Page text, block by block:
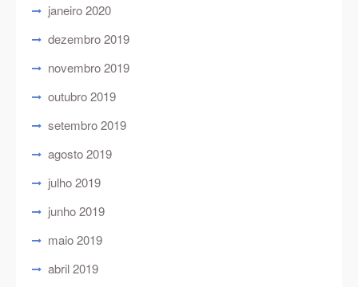
janeiro 2020
dezembro 2019
novembro 2019
outubro 2019
setembro 2019
agosto 2019
julho 2019
junho 2019
maio 2019
abril 2019